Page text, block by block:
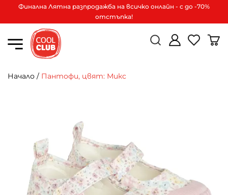
Финална Лятна разпродажба на всичко онлайн - с до -70%
отстъпка!
Начало / Пантофи, цвят: Микс